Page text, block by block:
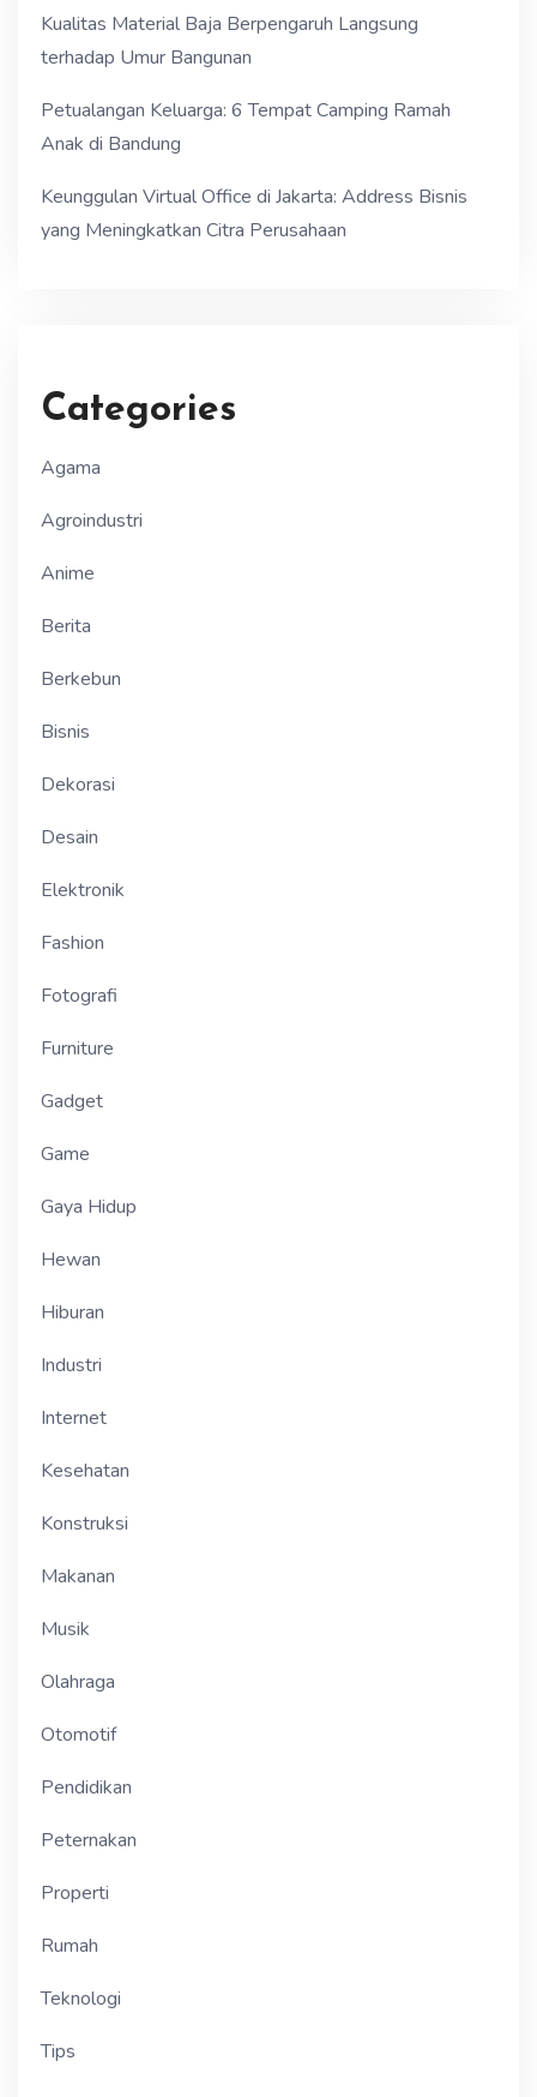
Kualitas Material Baja Berpengaruh Langsung
terhadap Umur Bangunan
Petualangan Keluarga: 6 Tempat Camping Ramah
Anak di Bandung
Keunggulan Virtual Office di Jakarta: Address Bisnis
yang Meningkatkan Citra Perusahaan
Categories
Agama
Agroindustri
Anime
Berita
Berkebun
Bisnis
Dekorasi
Desain
Elektronik
Fashion
Fotografi
Furniture
Gadget
Game
Gaya Hidup
Hewan
Hiburan
Industri
Internet
Kesehatan
Konstruksi
Makanan
Musik
Olahraga
Otomotif
Pendidikan
Peternakan
Properti
Rumah
Teknologi
Tips